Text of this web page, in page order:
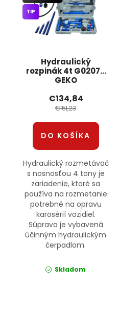
Hydraulický
rozpinák 4t G02074
GEKO
TIP
€134,84
€151,23
DO KOŠÍKA
Hydraulický rozmetávač
s nosnosťou 4 tony je
zariadenie, ktoré sa
používa na rozmetanie
potrebné na opravu
karosérií vozidiel.
Súprava je vybavená
účinným hydraulickým
čerpadlom.
Skladom